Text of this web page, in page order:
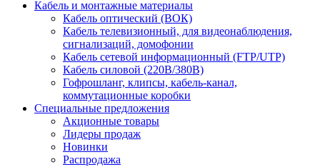
Кабель и монтажные материалы
Кабель оптический (ВОК)
Кабель телевизионный, для видеонаблюдения,
сигнализаций, домофонии
Кабель сетевой информационный (FTP/UTP)
Кабель силовой (220В/380В)
Гофрошланг, клипсы, кабель-канал,
коммутационные коробки
Специальные предложения
Акционные товары
Лидеры продаж
Новинки
Распродажа